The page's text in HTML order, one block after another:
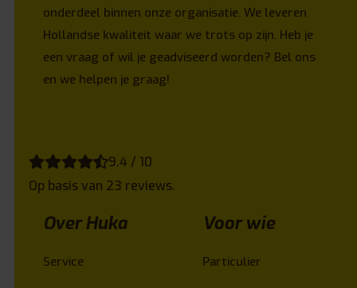
onderdeel binnen onze organisatie. We leveren
Hollandse kwaliteit waar we trots op zijn. Heb je
een vraag of wil je geadviseerd worden? Bel ons
en we helpen je graag!
9.4 / 10
Op basis van 23 reviews.
Over Huka
Service
Voor wie
Particulier